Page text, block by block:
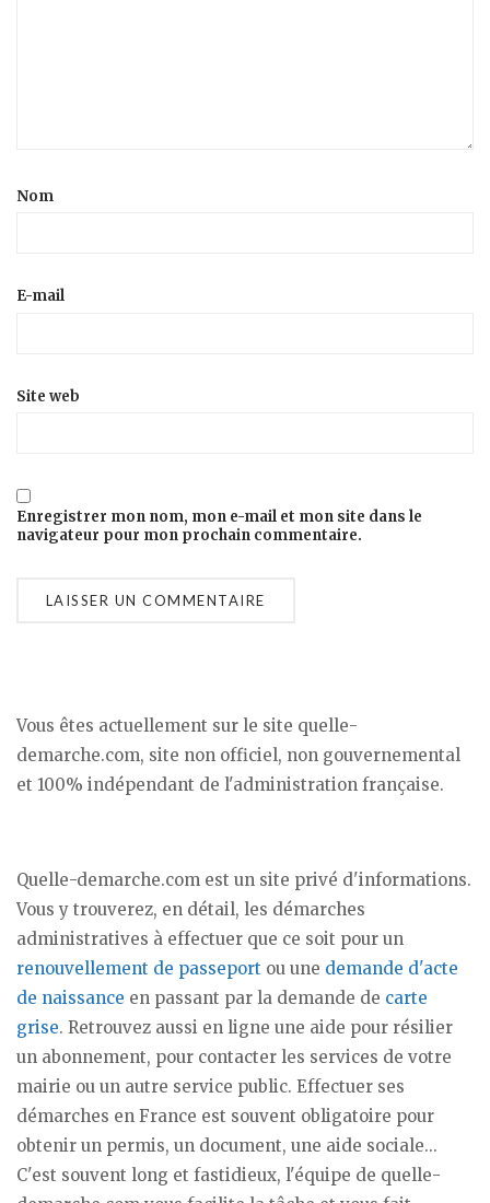
Nom
E-mail
Site web
Enregistrer mon nom, mon e-mail et mon site dans le
navigateur pour mon prochain commentaire.
Vous êtes actuellement sur le site quelle-
demarche.com, site non officiel, non gouvernemental
et 100% indépendant de l'administration française.
Quelle-demarche.com est un site privé d'informations.
Vous y trouverez, en détail, les démarches
administratives à effectuer que ce soit pour un
renouvellement de passeport ou une demande d'acte
de naissance en passant par la demande de carte
grise. Retrouvez aussi en ligne une aide pour résilier
un abonnement, pour contacter les services de votre
mairie ou un autre service public. Effectuer ses
démarches en France est souvent obligatoire pour
obtenir un permis, un document, une aide sociale...
C'est souvent long et fastidieux, l'équipe de quelle-